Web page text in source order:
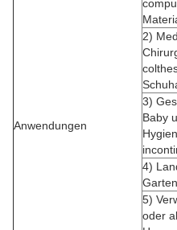
Anwendungen
2)
3)
Baby
4)
5)
oder